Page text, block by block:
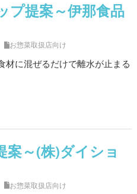
プ提案～伊那食品
お惣菜取扱店向け
材に混ぜるだけで離水が止まる
案～(株)ダイショ
お惣菜取扱店向け